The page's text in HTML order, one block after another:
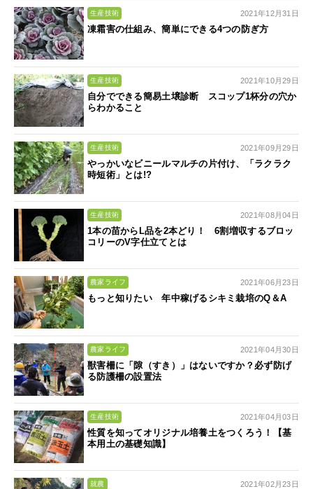
生産技術 2021年12月31日
凍霜害の仕組み、簡単にできる4つの防ぎ方
生産技術 2021年10月29日
自分でできる簡易土壌診断 スコップ1杯分の穴か
らわかること
生産技術 2021年09月29日
やっかいなビニールマルチの片付け、「ラクラク
時短術」とは!?
生産技術 2021年08月04日
1本の苗からL品を2本どり！ 6割増収するブロッ
コリーのV字仕立てとは
農家ライフ 2021年06月23日
もっと知りたい 年中稼げるシキミ栽培のQ＆A
農家ライフ 2021年04月30日
獣害柵に「隙（すき）」はないですか？必ず防げ
る防護柵の設置法
生産技術 2021年04月03日
性質を知ってオリジナル培養土をつくろう！【基
本用土の基礎知識】
就農 2021年02月23日